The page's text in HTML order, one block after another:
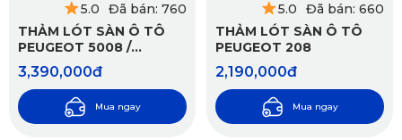
5.0
Đã bán: 760
THẢM LÓT SÀN Ô TÔ
PEUGEOT 5008 /
PEUGEOT 5008 GT
3,390,000đ
Mua ngay
5.0
Đã bán: 660
THẢM LÓT SÀN Ô TÔ
PEUGEOT 208
2,190,000đ
Mua ngay